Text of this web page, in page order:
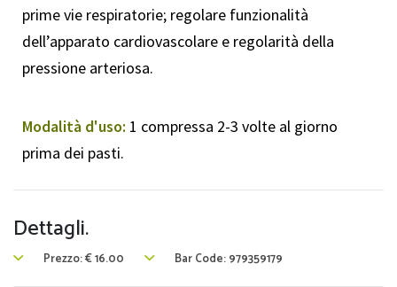
prime vie respiratorie; regolare funzionalità
dell’apparato cardiovascolare e regolarità della
pressione arteriosa.
Modalità d'uso: 1 compressa 2-3 volte al giorno
prima dei pasti.
Dettagli.
Prezzo:€16.00 Bar Code: 979359179